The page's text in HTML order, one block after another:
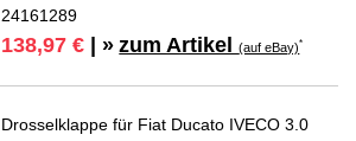
24161289
138,97 € | » zum Artikel(auf eBay)*
Drosselklappe für Fiat Ducato IVECO 3.0